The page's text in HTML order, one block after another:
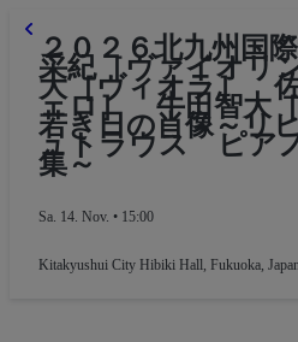
２０２６北九州国
采紀［ヴァイオリ
大［ヴィオラ］
ェロ］ 牛田智大
若き日の肖像～リ
ュトラウス ピア
集～
Sa. 14. Nov. • 15:00
Kitakyushui City Hibiki Hall, Fukuoka,